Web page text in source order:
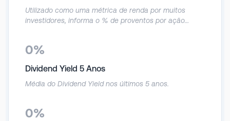
Utilizado como uma métrica de renda por muitos
investidores, informa o % de proventos por ação
0%
Dividend Yield 5 Anos
Média do Dividend Yield nos últimos 5 anos.
0%